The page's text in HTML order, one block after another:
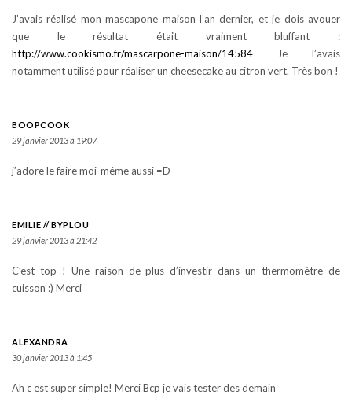
J’avais réalisé mon mascapone maison l’an dernier, et je dois avouer
que le résultat était vraiment bluffant :
http://www.cookismo.fr/mascarpone-maison/14584 Je l’avais
notamment utilisé pour réaliser un cheesecake au citron vert. Très bon !
BOOPCOOK
29 janvier 2013 à 19:07
j’adore le faire moi-même aussi =D
EMILIE // BYPLOU
29 janvier 2013 à 21:42
C’est top ! Une raison de plus d’investir dans un thermomètre de
cuisson :) Merci
ALEXANDRA
30 janvier 2013 à 1:45
Ah c est super simple! Merci Bcp je vais tester des demain